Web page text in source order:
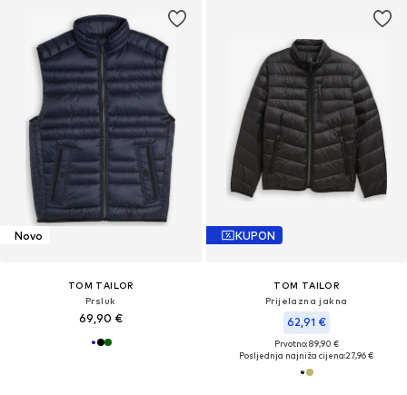
Novo
TOM TAILOR
Prsluk
69,90 €
KUPON
TOM TAILOR
Prijelazna jakna
62,91 €
Prvotno: 89,90 €
Posljednja najniža cijena:27,96 €